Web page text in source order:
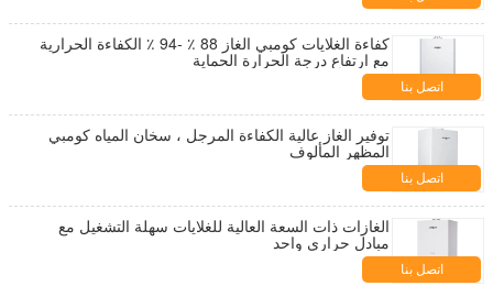
كفاءة الغلايات كومبي الغاز 88 ٪ -94 ٪ الكفاءة الحرارية
مع ارتفاع درجة الحرارة الحماية
اتصل بنا
توفير الغاز عالية الكفاءة المرجل ، سخان المياه كومبي
المظهر المألوف
اتصل بنا
الغازات ذات السعة العالية للغلايات سهلة التشغيل مع
مبادل حراري واحد
اتصل بنا